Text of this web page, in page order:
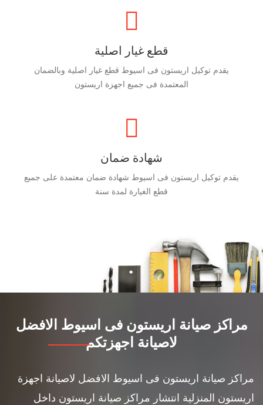
قطع غيار اصلية
يقدم توكيل اريستون فى اسيوط قطع غيار اصلية وبالضمان
المعتمدة فى جميع اجهزة اريستون
شهادة ضمان
يقدم توكيل اريستون فى اسيوط شهادة ضمان معتمدة على جميع
قطع الغيارة لمدة سنة
مراكز صيانة اريستون فى اسيوط الافضل
لاصيانة اجهزتكم
مراكز صيانة اريستون فى اسيوط الافضل لاصيانة اجهزة
اريستون المنزلية انتشار مراكز صيانة اريستون داخل